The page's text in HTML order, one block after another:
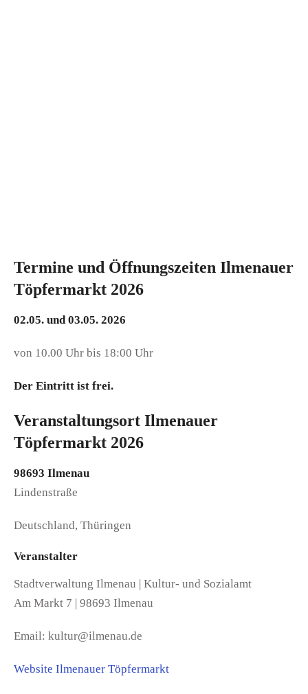
Termine und Öffnungszeiten Ilmenauer
Töpfermarkt 2026
02.05. und 03.05. 2026
von 10.00 Uhr bis 18:00 Uhr
Der Eintritt ist frei.
Veranstaltungsort Ilmenauer
Töpfermarkt 2026
98693 Ilmenau
Lindenstraße
Deutschland, Thüringen
Veranstalter
Stadtverwaltung Ilmenau | Kultur- und Sozialamt
Am Markt 7 | 98693 Ilmenau
Email: kultur@ilmenau.de
Website Ilmenauer Töpfermarkt